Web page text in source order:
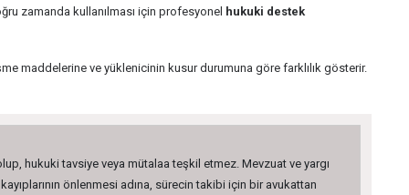
zamanda kullanılması için profesyonel hukuki destek
maddelerine ve yüklenicinin kusur durumuna göre farklılık gösterir.
hukuki tavsiye veya mütalaa teşkil etmez. Mevzuat ve yargı
önlenmesi adına, sürecin takibi için bir avukattan